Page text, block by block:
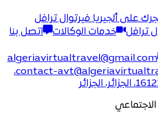
على ألجيريا فيرتوال ترافل
ترافل
خدمات الوكالات
اتصل بنا
algeriavirtualtravel@gmail.com
contact-CYBERPARC،